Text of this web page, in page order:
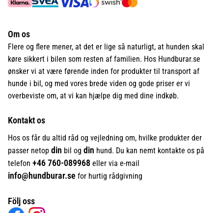
Om os
Flere og flere mener, at det er lige så naturligt, at hunden skal
køre sikkert i bilen som resten af familien. Hos Hundburar.se
ønsker vi at være førende inden for produkter til transport af
hunde i bil, og med vores brede viden og gode priser er vi
overbeviste om, at vi kan hjælpe dig med dine indkøb.
Kontakt os
Hos os får du altid råd og vejledning om, hvilke produkter der
passer netop din bil og din hund. Du kan nemt kontakte os på
telefon +46760-089968 eller via e-mail
info@hundburar.se for hurtig rådgivning
Följ oss